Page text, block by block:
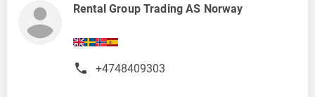
Rental Group Trading AS Norway
+4748409303